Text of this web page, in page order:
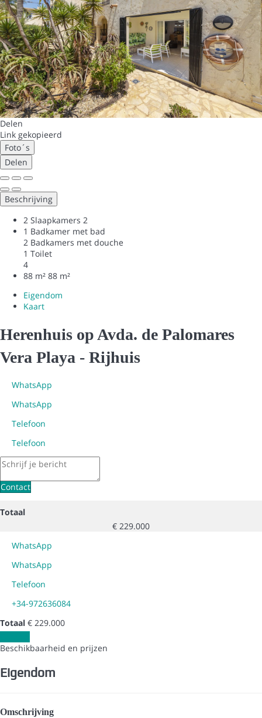
Delen
Link gekopieerd
Foto´s
Delen
Beschrijving
2 Slaapkamers 2
1 Badkamer met bad
2 Badkamers met douche
1 Toilet
4
88 m² 88 m²
Eigendom
Kaart
Herenhuis op Avda. de Palomares
Vera Playa - Rijhuis
WhatsApp
WhatsApp
Telefoon
Telefoon
Contact
Totaal
€ 229.000
WhatsApp
WhatsApp
Telefoon
+34-972636084
Totaal € 229.000
Beschikbaarheid en prijzen
Eigendom
Omschrijving